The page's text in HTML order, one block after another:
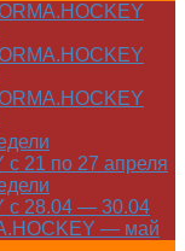
с 21 по 27 апреля
с 28.04 — 30.04
— май